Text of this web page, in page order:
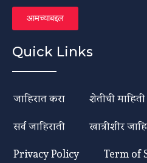
आमच्याबद्दल
Quick Links
जाहिरात करा शेतीची माहिती
सर्व जाहिराती
खात्रीशीर
Privacy Policy
Term of